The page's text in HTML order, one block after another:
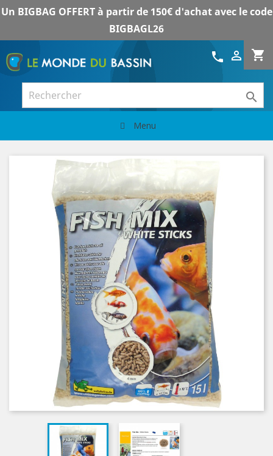
Un BIGBAG OFFERT à partir de 150€ d'achat avec le code
BIGBAGL26
shopping_cart

call

Menu